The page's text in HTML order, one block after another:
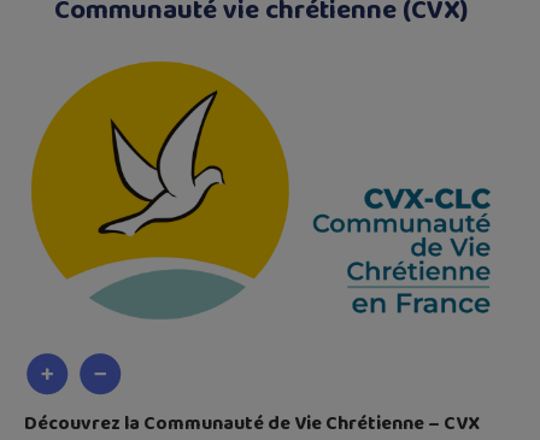
Communauté vie chrétienne (CVX)
Découvrez la Communauté de Vie Chrétienne – CVX